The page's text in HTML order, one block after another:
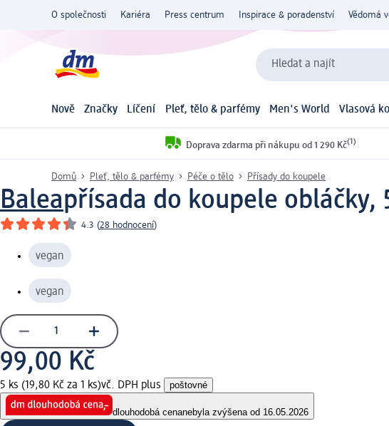
O společnosti Kariéra Press centrum Inspirace & poradenství Vědomá
Hledat a najít
Nově Značky Líčení Pleť, tělo & parfémy Men's World Vlasová
Doprava zdarma při nákupu od 1 290 Kč(1)
Domů Pleť, tělo & parfémy Péče o tělo Přísady do koupele
Baleapřísada do koupele obláčky,
4.3 (28 hodnocení)
vegan
vegan
99,00 Kč
5 ks (19,80 Kč za 1 ks)vč. DPH plus poštovné
dlouhodobá cenanebyla zvýšena od 16.05.2026